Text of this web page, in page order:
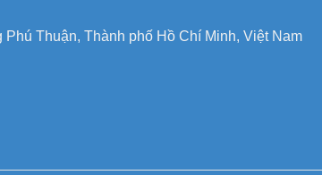
Thuận, Thành phố Hồ Chí Minh, Việt Nam